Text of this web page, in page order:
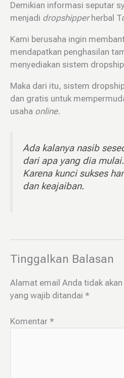
Demikian informasi seputar
menjadi dropshipper herbal
Kami berusaha ingin
mendapatkan penghasilan
menyediakan sistem
Maka dari itu, sistem
dan gratis untuk
usaha online.
Ada kalanya nasib
dari apa yang dia mulai.
Karena kunci sukses
dan keajaiban.
Tinggalkan Balasan
Alamat email Anda tidak
yang wajib ditandai *
Komentar *